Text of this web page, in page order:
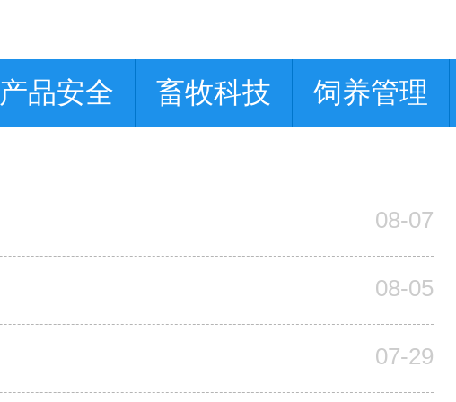
产品安全 畜牧科技 饲养管理
08-07
08-05
07-29